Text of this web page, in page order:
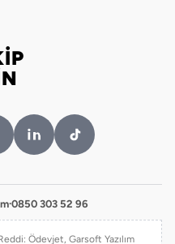
·0850 303 52 96
Ödevjet, Garsoft Yazılım